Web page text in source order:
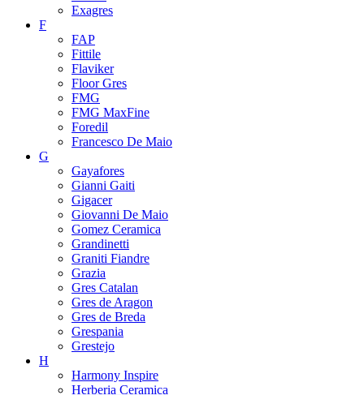
Exagres
F
FAP
Fittile
Flaviker
Floor Gres
FMG
FMG MaxFine
Foredil
Francesco De Maio
G
Gayafores
Gianni Gaiti
Gigacer
Giovanni De Maio
Gomez Ceramica
Grandinetti
Graniti Fiandre
Grazia
Gres Catalan
Gres de Aragon
Gres de Breda
Grespania
Grestejo
H
Harmony Inspire
Herberia Ceramica